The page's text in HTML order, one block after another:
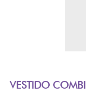
VESTIDO